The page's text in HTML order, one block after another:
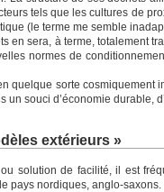
tels que les cultures de
(le terme me semble
en sera, à terme, totalement
normes de
quelque sorte cosmiquement
un souci d’économie durable,
extérieurs »
ou solution de facilité, il est
pays nordiques, anglo-